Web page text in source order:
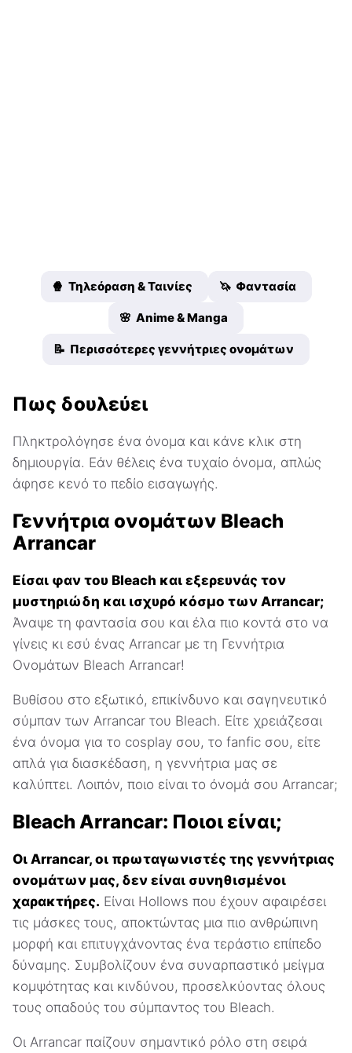
🍿 Τηλεόραση & Ταινίες 🦄 Φαντασία
🌸 Anime & Manga
📝 Περισσότερες γεννήτριες ονομάτων
Πως δουλεύει
Πληκτρολόγησε ένα όνομα και κάνε κλικ στη
δημιουργία. Εάν θέλεις ένα τυχαίο όνομα, απλώς
άφησε κενό το πεδίο εισαγωγής.
Γεννήτρια ονομάτων Bleach
Arrancar
Είσαι φαν του Bleach και εξερευνάς τον
μυστηριώδη και ισχυρό κόσμο των Arrancar;
Άναψε τη φαντασία σου και έλα πιο κοντά στο να
γίνεις κι εσύ ένας Arrancar με τη Γεννήτρια
Ονομάτων Bleach Arrancar!
Βυθίσου στο εξωτικό, επικίνδυνο και σαγηνευτικό
σύμπαν των Arrancar του Bleach. Είτε χρειάζεσαι
ένα όνομα για το cosplay σου, το fanfic σου, είτε
απλά για διασκέδαση, η γεννήτρια μας σε
καλύπτει. Λοιπόν, ποιο είναι το όνομά σου Arrancar;
Bleach Arrancar: Ποιοι είναι;
Οι Arrancar, οι πρωταγωνιστές της γεννήτριας
ονομάτων μας, δεν είναι συνηθισμένοι
χαρακτήρες. Είναι Hollows που έχουν αφαιρέσει
τις μάσκες τους, αποκτώντας μια πιο ανθρώπινη
μορφή και επιτυγχάνοντας ένα τεράστιο επίπεδο
δύναμης. Συμβολίζουν ένα συναρπαστικό μείγμα
κομψότητας και κινδύνου, προσελκύοντας όλους
τους οπαδούς του σύμπαντος του Bleach.
Οι Arrancar παίζουν σημαντικό ρόλο στη σειρά